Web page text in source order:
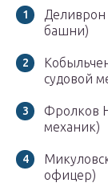
башни)
судовой
Фролков
механик)
офицер)